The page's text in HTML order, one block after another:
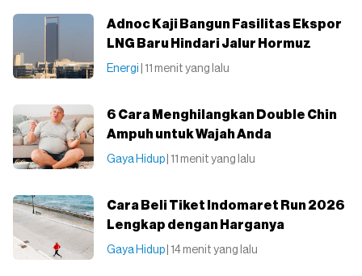
Adnoc Kaji Bangun Fasilitas Ekspor
LNG Baru Hindari Jalur Hormuz
Energi | 11 menit yang lalu
6 Cara Menghilangkan Double Chin
Ampuh untuk Wajah Anda
Gaya Hidup | 11 menit yang lalu
Cara Beli Tiket Indomaret Run 2026
Lengkap dengan Harganya
Gaya Hidup | 14 menit yang lalu